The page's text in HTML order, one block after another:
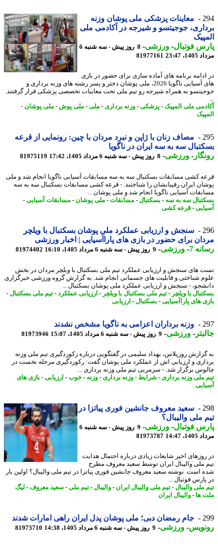
معاینات پزشکی ملی پوشان وزنه
جوجیتسو و شیرجه در آکادمی ملی
فوتبال-ورزشی-
8 روز پیش - سه شنبه 6
23:47
81977161
برنامه های آماده سازی برای حضور در بازی
های آسیایی ناگویا 2026، ملی پوشان دختر و پسر رشته های وزنه برداری و
به همراه شیرجه رو تیم ملی تحت معاینات تخصصی پزشکی قرار گرفتند.
ملی المپیک-پزشکی-وزنه برداری- ملی -ملی پوش-ملی پوشان-
مصاف زنان با ژاپن و نبرد مردان با چین: رونمایی از قرعه
سه به سه ایران در ناگویا
-ورزشی-8 روز پیش - سه شنبه 6 مرداد 1405، 17:42 81975119
کشی مسابقات بسکتبال سه به سه مسابقات آسیایی ناگویا انجام شد و ملی
ایران رقیبانشان را شناختند. - قرعه کشی مسابقات بسکتبال سه به سه
آسیایی ناگویا انجام شد و ملی پوشان ...
سه به سه-بسکتبال-مسابقات-ملی پوشان-مسابقات آسیایی-
-قرعه کشی
سنجش و ارزیابی عملکرد ملی پوشان بسکتبال با ویلچر
برای حضور در بازی های پاراآسیایی | اخبار ورزشی
7
-ورزشی-9 روز پیش - سه شنبه 6 مرداد 1405، 16:10 81974402
های سنجش و ارزیابی عملکرد تیم ملی بسکتبال با ویلچر مردان در بخش
شناختی و قابلیت های جسمانی انجام شد. به گزارش گروه ورزشی خبرگزاری
- سنجش و ارزیابی عملکرد ملی پوشان بسکتبال ...
با ویلچر-تیم ملی بسکتبال با ویلچر-ارزیابی عملکرد-تیم ملی بسکتبال-
های پاراآسیایی-بسکتبال-ارزیابی
وزنه برداران اعزامی به ناگویا مشخص نشدند
-ورزشی-9 روز پیش - سه شنبه 6 مرداد 1405، 15:07 81973946
روزپلاس، بهداد سلیمی در گفتگویی درباره رکوردگیری تیم ملی وزنه
و ارزیابی اش از عملکرد ملی پوشان گفت: رکوردگیری مرحله نخست در
برگزار شد. - سرمربی تیم ملی وزنه برداری ...
ملی وزنه برداری- شرایط -وزنه برداری- وزنه - خوب-ارزیابی -بازی های
سعید معروف جانشین فوری پیاتزا در
ملی والیبال؟
فوتبال-ورزشی-
9 روز پیش - سه شنبه 6
14:47
81973787
اخیر شایعات زیادی درباره احتمال هدایت
ملی والیبال ایران توسط سعید معروف مطرح
است. نوشته سعید معروف جانشین فوری پیاتزا در تیم ملی والیبال؟ اولین بار
فوتبال ...
ملی والیبال-تیم ملی والیبال ایران - والیبال-تیم ملی -سعید معروف-لیگ
ها- والیبال ایران
جام رمضان دبی؛ ملی پوشان پدل ایران راهی امارات شدند
-ورزشی-9 روز پیش - سه شنبه 6 مرداد 1405، 14:38 81973710